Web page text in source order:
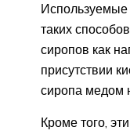
Используемые
таких
сиропов как
присутствии
сиропа медом
Кроме того,